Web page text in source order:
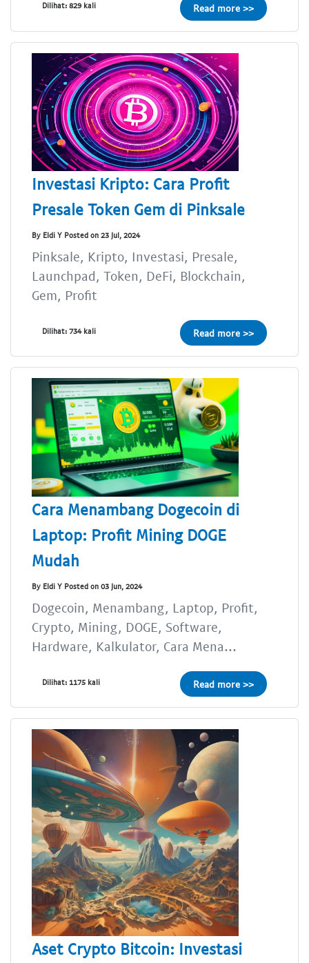
Dilihat: 829 kali Read more >>
Investasi Kripto: Cara Profit
Presale Token Gem di Pinksale
By Eldi Y Posted on 23 Jul, 2024
Pinksale, Kripto, Investasi, Presale,
Launchpad, Token, DeFi, Blockchain,
Gem, Profit
Dilihat: 734 kali Read more >>
Cara Menambang Dogecoin di
Laptop: Profit Mining DOGE
Mudah
By Eldi Y Posted on 03 Jun, 2024
Dogecoin, Menambang, Laptop, Profit,
Crypto, Mining, DOGE, Software,
Hardware, Kalkulator, Cara Mena...
Dilihat: 1175 kali Read more >>
Aset Crypto Bitcoin: Investasi